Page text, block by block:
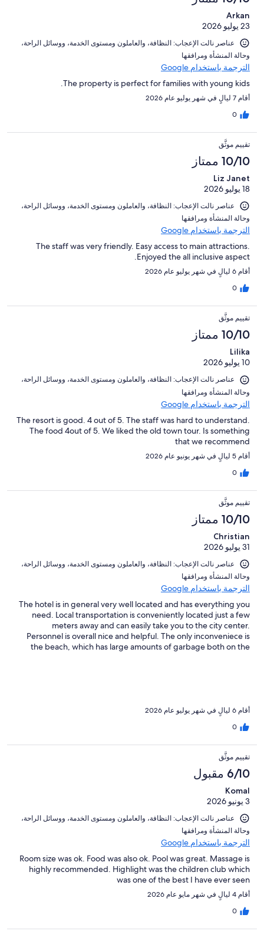
النزلاء
691
من
تقييمات
النزلاء
Arkan
23 يوليو 2026
عناصر نالت الإعجاب: ⁦النظافة⁩، و⁦العاملون ومستوى الخدمة⁩، و⁦وسائل الراحة⁩،
و⁦حالة المنشأة ومرافقها⁩
الترجمة باستخدام Google
The property is perfect for families with young kids.
أقام 7 ليالٍ في شهر يوليو عام 2026
0
تقييم موثَّق
10/10 ممتاز
Liz Janet
18 يوليو 2026
عناصر نالت الإعجاب: ⁦النظافة⁩، و⁦العاملون ومستوى الخدمة⁩، و⁦وسائل الراحة⁩،
و⁦حالة المنشأة ومرافقها⁩
الترجمة باستخدام Google
The staff was very friendly. Easy access to main attractions.
Enjoyed the all inclusive aspect.
أقام 6 ليالٍ في شهر يوليو عام 2026
0
تقييم موثَّق
10/10 ممتاز
Lilika
10 يوليو 2026
عناصر نالت الإعجاب: ⁦النظافة⁩، و⁦العاملون ومستوى الخدمة⁩، و⁦وسائل الراحة⁩،
و⁦حالة المنشأة ومرافقها⁩
الترجمة باستخدام Google
The resort is good. 4 out of 5. The staff was hard to understand.
The food 4out of 5. We liked the old town tour. Is something
that we recommend
أقام 5 ليالٍ في شهر يونيو عام 2026
0
تقييم موثَّق
10/10 ممتاز
Christian
31 يوليو 2026
عناصر نالت الإعجاب: ⁦النظافة⁩، و⁦العاملون ومستوى الخدمة⁩، و⁦وسائل الراحة⁩،
و⁦حالة المنشأة ومرافقها⁩
الترجمة باستخدام Google
The hotel is in general very well located and has everything you
need. Local transportation is conveniently located just a few
meters away and can easily take you to the city center.
Personnel is overall nice and helpful. The only inconveniece is
the beach, which has large amounts of garbage both on the
أقام 6 ليالٍ في شهر يوليو عام 2026
0
تقييم موثَّق
6/10 مقبول
Komal
3 يونيو 2026
عناصر نالت الإعجاب: ⁦النظافة⁩، و⁦العاملون ومستوى الخدمة⁩، و⁦وسائل الراحة⁩،
و⁦حالة المنشأة ومرافقها⁩
الترجمة باستخدام Google
Room size was ok. Food was also ok. Pool was great. Massage is
highly recommended. Highlight was the children club which
was one of the best I have ever seen
أقام 4 ليالٍ في شهر مايو عام 2026
0